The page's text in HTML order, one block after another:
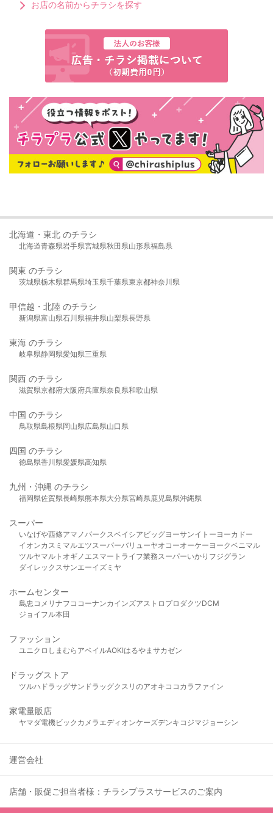
お店の名前からチラシを探す
北海道・東北 のチラシ
北海道青森県岩手県宮城県秋田県山形県福島県
関東 のチラシ
茨城県栃木県群馬県埼玉県千葉県東京都神奈川県
甲信越・北陸 のチラシ
新潟県富山県石川県福井県山梨県長野県
東海 のチラシ
岐阜県静岡県愛知県三重県
関西 のチラシ
滋賀県京都府大阪府兵庫県奈良県和歌山県
中国 のチラシ
鳥取県島根県岡山県広島県山口県
四国 のチラシ
徳島県香川県愛媛県高知県
九州・沖縄 のチラシ
福岡県佐賀県長崎県熊本県大分県宮崎県鹿児島県沖縄県
スーパー
いなげや西條アマノパークスベイシア ビッグヨーサンイトーヨーカドー
イオンカスミ マルエツスーパーバリューヤオコーオーケー ヨークベニマル
ツルヤマルト オギノ エスマート ライフ業務スーパーいかり フジグラン
ダイレックスサンエーイズミヤ
ホームセンター
島忠 コメリ ナフコ コーナンカインズアストロプロダクツDCM
ジョイフル本田
ファッション
ユニクロ しまむら アベイルAOKIはるやま サカゼン
ドラッグストア
ツルハドラッグサンドラッグクスリのアオキ ココカラファイン
家電量販店
ヤマダ電機ビックカメラ エディオンケーズデンキ コジマジョーシン
運営会社
店舗・販促ご担当者様：チラシプラスサービスのご案内